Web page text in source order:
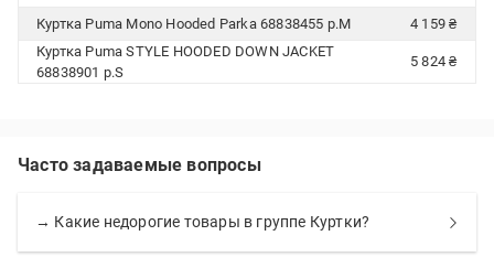
Куртка Puma Mono Hooded Parka 68838455 р.M
4 159 ₴
Куртка Puma STYLE HOODED DOWN JACKET
68838901 р.S
5 824 ₴
Часто задаваемые вопросы
→ Какие недорогие товары в группе Куртки?